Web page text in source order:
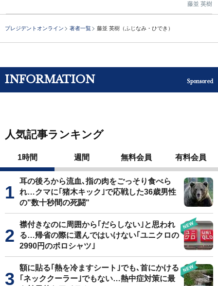
藤並 英樹
プレジデントオンライン 著者一覧 藤並 英樹（ふじなみ・ひでき）
INFORMATION Sponsored
人気記事ランキング
1時間 週間 無料会員 有料会員
耳の後ろから流血､指の肉をごっそり食べら
れ…クマに｢猪木キック｣で応戦した36歳男性
の"数十秒間の死闘"
襟付きなのに周囲から｢だらしない｣と思われ
る…帰省の際に選んではいけない｢ユニクロの
2990円のポロシャツ｣
額に貼る｢熱を冷ますシート｣でも､首にかける
｢ネッククーラー｣でもない…熱中症対策に最